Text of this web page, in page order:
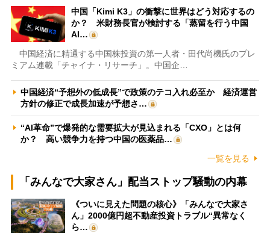
中国「Kimi K3」の衝撃に世界はどう対応するの
か？ 米財務長官が検討する「蒸留を行う中国
AI…
中国経済に精通する中国株投資の第一人者・田代尚機氏のプレ
ミアム連載「チャイナ・リサーチ」。中国企…
中国経済“予想外の低成長”で政策のテコ入れ必至か 経済運営
方針の修正で成長加速が予想さ…
“AI革命”で爆発的な需要拡大が見込まれる「CXO」とは何
か？ 高い競争力を持つ中国の医薬品…
一覧を見る
「みんなで大家さん」配当ストップ騒動の内幕
《ついに見えた問題の核心》「みんなで大家さ
ん」2000億円超不動産投資トラブル“異常なく
ら…